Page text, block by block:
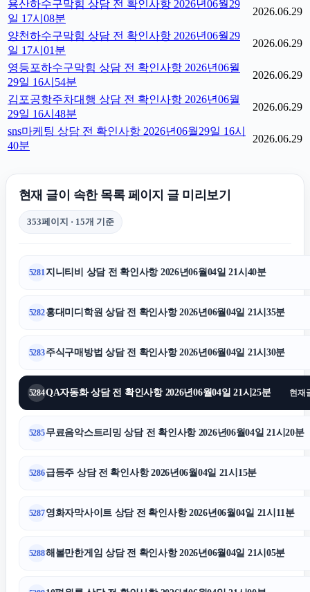
용산하수구막힘 상담 전 확인사항 2026년06월29
일 17시08분
2026.06.29
양천하수구막힘 상담 전 확인사항 2026년06월29
일 17시01분
2026.06.29
영등포하수구막힘 상담 전 확인사항 2026년06월
29일 16시54분
2026.06.29
김포공항주차대행 상담 전 확인사항 2026년06월
29일 16시48분
2026.06.29
sns마케팅 상담 전 확인사항 2026년06월29일 16시
40분
2026.06.29
현재 글이 속한 목록 페이지 글 미리보기
353페이지 · 15개 기준
5281 지니티비 상담 전 확인사항 2026년06월04일 21시40분
5282홍대미디학원 상담 전 확인사항 2026년06월04일 21시35분
5283주식구매방법 상담 전 확인사항 2026년06월04일 21시30분
5284QA자동화 상담 전 확인사항 2026년06월04일 21시25분 현재
5285무료음악스트리밍 상담 전 확인사항 2026년06월04일 21시20분
5286급등주 상담 전 확인사항 2026년06월04일 21시15분
5287영화자막사이트 상담 전 확인사항 2026년06월04일 21시11분
5288해볼만한게임 상담 전 확인사항 2026년06월04일 21시05분